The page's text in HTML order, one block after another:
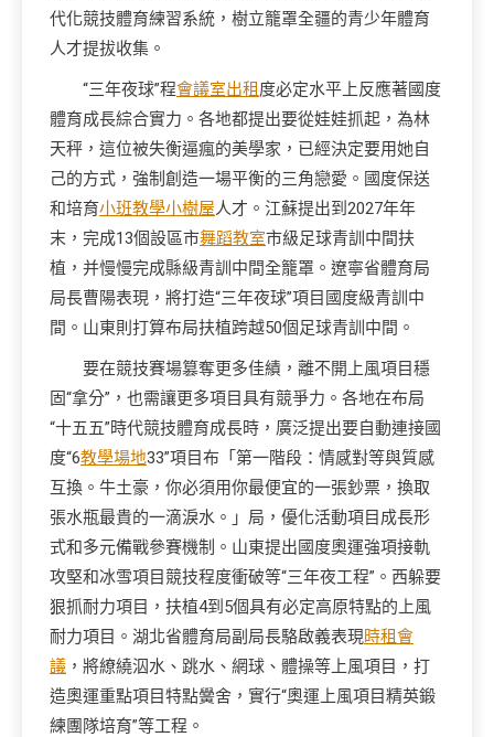
代化競技體育練習系統，樹立籠罩全疆的青少年體育
人才提拔收集。
“三年夜球”程會議室出租 度必定水平上反應著國度
體育成長綜合實力。各地都提出要從娃娃抓起，為林
天秤，這位被失衡逼瘋的美學家，已經決定要用她自
己的方式，強制創造一場平衡的三角戀愛。國度保送
和培育小班教學小樹屋人才。江蘇提出到2027年年
末，完成13個設區市舞蹈教室市級足球青訓中間扶
植，并慢慢完成縣級青訓中間全籠罩。遼寧省體育局
局長曹陽表現，將打造“三年夜球”項目國度級青訓中
間。山東則打算布局扶植跨越50個足球青訓中間。
要在競技賽場篡奪更多佳績，離不開上風項目穩
固“拿分”，也需讓更多項目具有競爭力。各地在布局
“十五五”時代競技體育成長時，廣泛提出要自動連接國
度“6教學場地33”項目布「第一階段：情感對等與質感
互換。牛土豪，你必須用你最便宜的一張鈔票，換取
張水瓶最貴的一滴淚水。」局，優化活動項目成長形
式和多元備戰參賽機制。山東提出國度奧運強項接軌
攻堅和冰雪項目競技程度衝破等“三年夜工程”。西躲要
狠抓耐力項目，扶植4到5個具有必定高原特點的上風
耐力項目。湖北省體育局副局長駱啟義表現時租會
議 ，將繚繞泅水、跳水、網球、體操等上風項目，打
造奧運重點項目特點黌舍，實行“奧運上風項目精英鍛
練團隊培育”等工程。